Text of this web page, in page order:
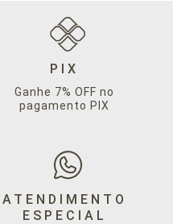
PIX
Ganhe 7% OFF no
pagamento PIX
ATENDIMENTO
ESPECIAL